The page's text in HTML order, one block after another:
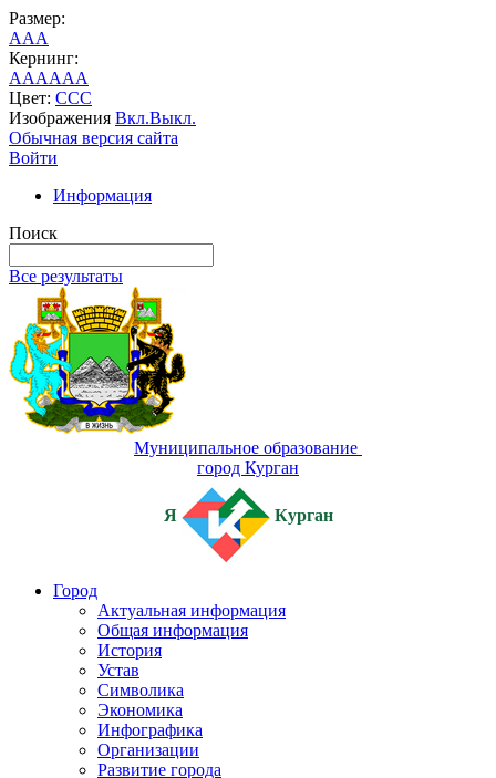
Размер:
AAA
Кернинг:
AAAAAA
Цвет: CCC
Изображения Вкл.Выкл.
Обычная версия сайта
Войти
Информация
Поиск
Все результаты
Муниципальное образование
город Курган
Я Курган
Город
Актуальная информация
Общая информация
История
Устав
Символика
Экономика
Инфографика
Организации
Развитие города